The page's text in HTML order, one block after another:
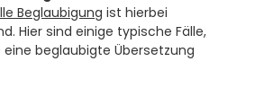
Beglaubigung ist hierbei
Hier sind einige typische Fälle,
eine beglaubigte Übersetzung